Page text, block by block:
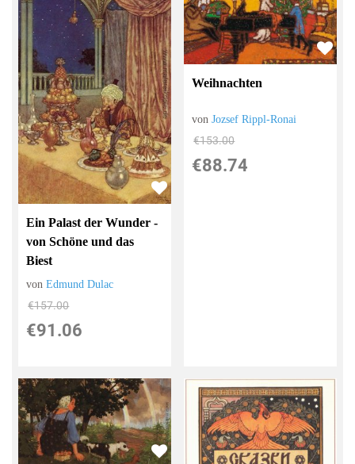
Ein Palast der Wunder -
von Schöne und das
Biest
vonEdmund Dulac
€157.00
€91.06
Weihnachten
vonJozsef Rippl-Ronai
€153.00
€88.74